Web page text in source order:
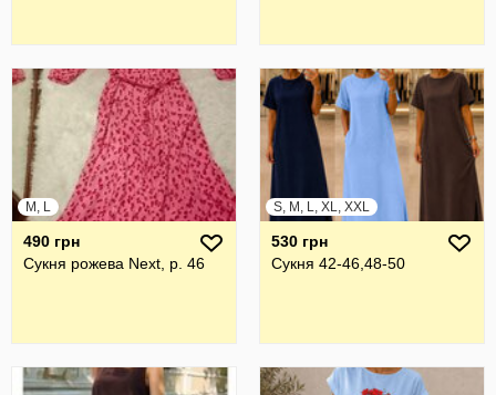
M, L
490 грн
Сукня рожева Next, р. 46
S, M, L, XL, XXL
530 грн
Сукня 42-46,48-50